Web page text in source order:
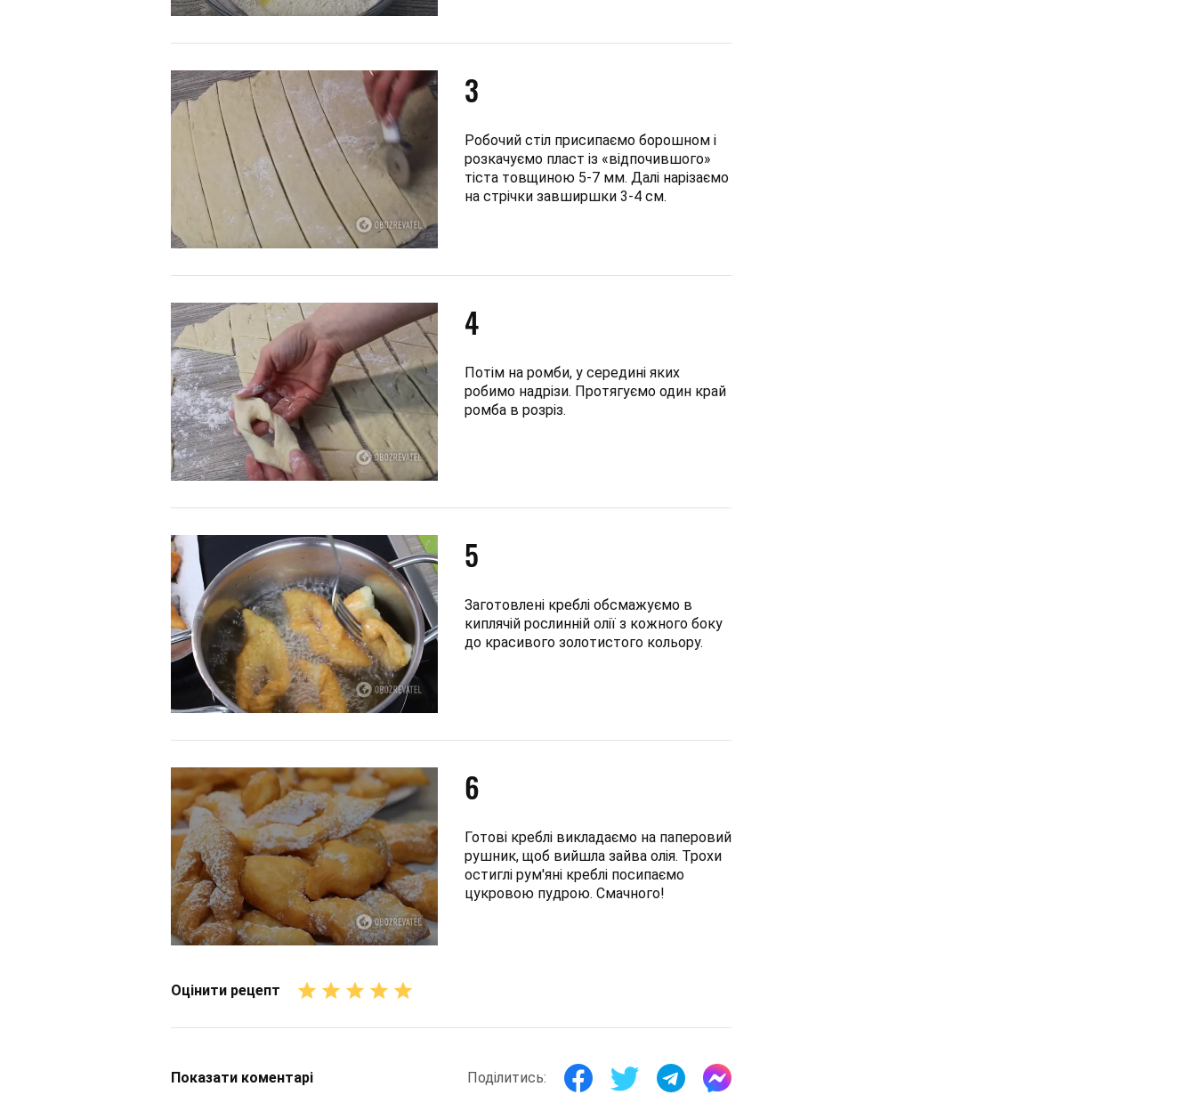
3
Робочий стіл присипаємо борошном і
розкачуємо пласт із «відпочившого»
тіста товщиною 5-7 мм. Далі нарізаємо
на стрічки завширшки 3-4 см.
4
Потім на ромби, у середині яких
робимо надрізи. Протягуємо один край
ромба в розріз.
5
Заготовлені креблі обсмажуємо в
киплячій рослинній олії з кожного боку
до красивого золотистого кольору.
6
Готові креблі викладаємо на паперовий
рушник, щоб вийшла зайва олія. Трохи
остиглі рум'яні креблі посипаємо
цукровою пудрою. Смачного!
Оцінити рецепт
Показати коментарі Поділитись: